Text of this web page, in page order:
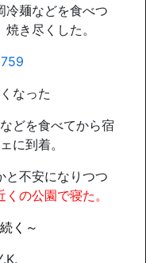
冷麺などを食べつ
き尽くした。
なった
どを食べてから宿
に到着。
と不安になりつつ
くの公園で寝た。
く～